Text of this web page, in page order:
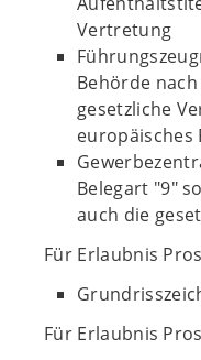
Vertretung
Behörde
gesetzliche
europäisches
Belegart "9"
auch die
Für Erlaubnis
Für Erlaubnis